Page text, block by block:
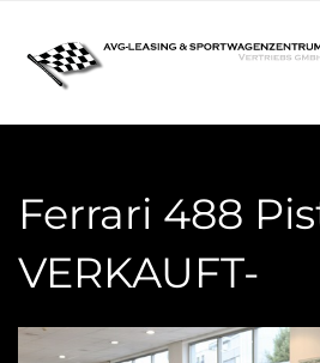
Ferrari 488
VERKAUFT-